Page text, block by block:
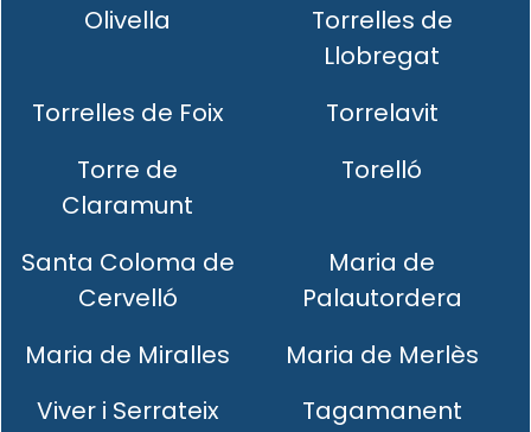
Olivella
Torrelles de
Llobregat
Torrelles de Foix
Torrelavit
Torre de
Claramunt
Torelló
Santa Coloma de
Cervelló
Maria de
Palautordera
Maria de Miralles
Maria de Merlès
Viver i Serrateix
Tagamanent